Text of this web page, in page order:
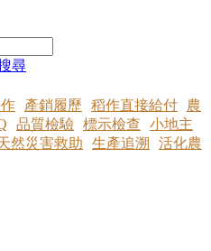
尋
產銷履歷 稻作直接給付
農
品質檢驗 標示檢查
小地主
然災害救助 生產追溯
活化農